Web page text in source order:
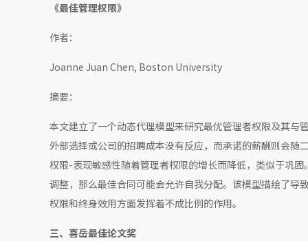
《最佳管理权限》
作者：
Joanne Juan Chen, Boston University
摘要：
本文建立了一个动态代理模型来研究最优管理者权限及其
外部选择或公司的招聘成本没有反应，而承诺的薪酬则会
权限-表现敏感性随着管理者权限的增长而降低，类似于巩
调整，那么最佳合同可能会允许自我分配。该模型描绘了
权限和终身效用方面发挥着不成比例的作用。
三、 喜岳最佳论文奖